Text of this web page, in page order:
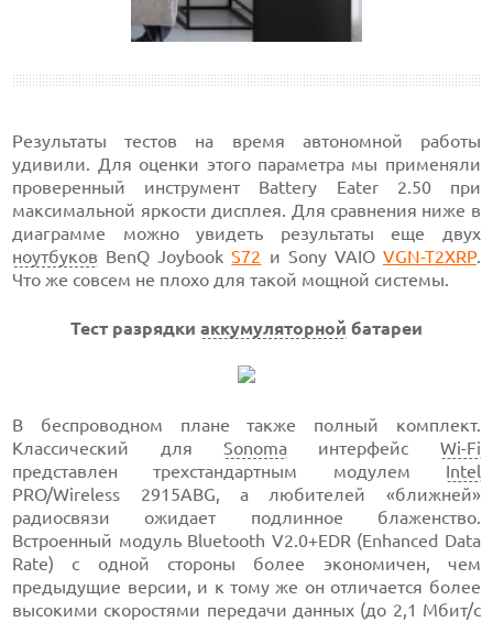
Результаты тестов на время автономной работы
удивили. Для оценки этого параметра мы применяли
проверенный инструмент Batterу Eater 2.50 при
максимальной яркости дисплея. Для сравнения ниже в
диаграмме можно увидеть результаты еще двух
ноутбуков BenQ JoybookS72 и Sony VAIO VGN-T2XRP.
Что же совсем не плохо для такой мощной системы.
Тест разрядки аккумуляторной батареи
В беспроводном плане также полный комплект.
Классический для Sonoma интерфейс Wi-Fi
представлен трехстандартным модулем Intel
PRO/Wireless 2915ABG, а любителей «ближней»
радиосвязи ожидает подлинное блаженство.
Встроенный модуль Bluetooth V2.0+EDR (Enhanced Data
Rate) с одной стороны более экономичен, чем
предыдущие версии, и к тому же он отличается более
высокими скоростями передачи данных (до 2,1 Мбит/с